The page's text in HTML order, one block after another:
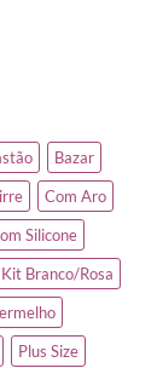
Bazar
Com Aro
Silicone
Kit Branco/Rosa
Plus Size